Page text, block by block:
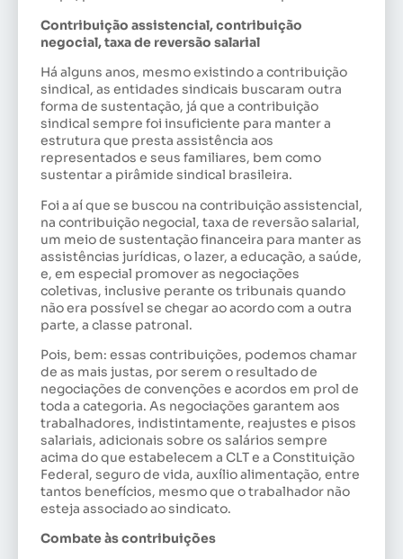
Contribuição assistencial, contribuição
negocial, taxa de reversão salarial
Há alguns anos, mesmo existindo a contribuição
sindical, as entidades sindicais buscaram outra
forma de sustentação, já que a contribuição
sindical sempre foi insuficiente para manter a
estrutura que presta assistência aos
representados e seus familiares, bem como
sustentar a pirâmide sindical brasileira.
Foi a aí que se buscou na contribuição assistencial,
na contribuição negocial, taxa de reversão salarial,
um meio de sustentação financeira para manter as
assistências jurídicas, o lazer, a educação, a saúde,
e, em especial promover as negociações
coletivas, inclusive perante os tribunais quando
não era possível se chegar ao acordo com a outra
parte, a classe patronal.
Pois, bem: essas contribuições, podemos chamar
de as mais justas, por serem o resultado de
negociações de convenções e acordos em prol de
toda a categoria. As negociações garantem aos
trabalhadores, indistintamente, reajustes e pisos
salariais, adicionais sobre os salários sempre
acima do que estabelecem a CLT e a Constituição
Federal, seguro de vida, auxílio alimentação, entre
tantos benefícios, mesmo que o trabalhador não
esteja associado ao sindicato.
Combate às contribuições